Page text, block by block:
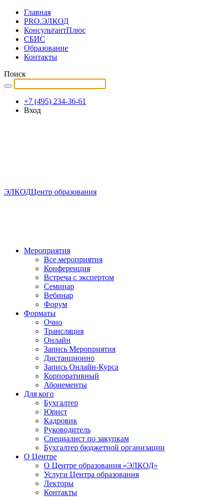
Главная
PRO.ЭЛКОД
КонсультантПлюс
СБИС
Образование
Контакты
Поиск
+7 (495) 234-36-61
Вход
ЭЛКОДЦентр образования
Мероприятия
Все мероприятия
Конференция
Встреча с экспертом
Семинар
Вебинар
Форум
Форматы
Очно
Трансляция
Онлайн
Запись Мероприятия
Дистанционно
Запись Онлайн-Курса
Корпоративный
Абонементы
Для кого
Бухгалтер
Юрист
Кадровик
Руководитель
Специалист по закупкам
Бухгалтер бюджетной организации
О Центре
О Центре образования «ЭЛКОД»
Услуги Центра образования
Лекторы
Контакты